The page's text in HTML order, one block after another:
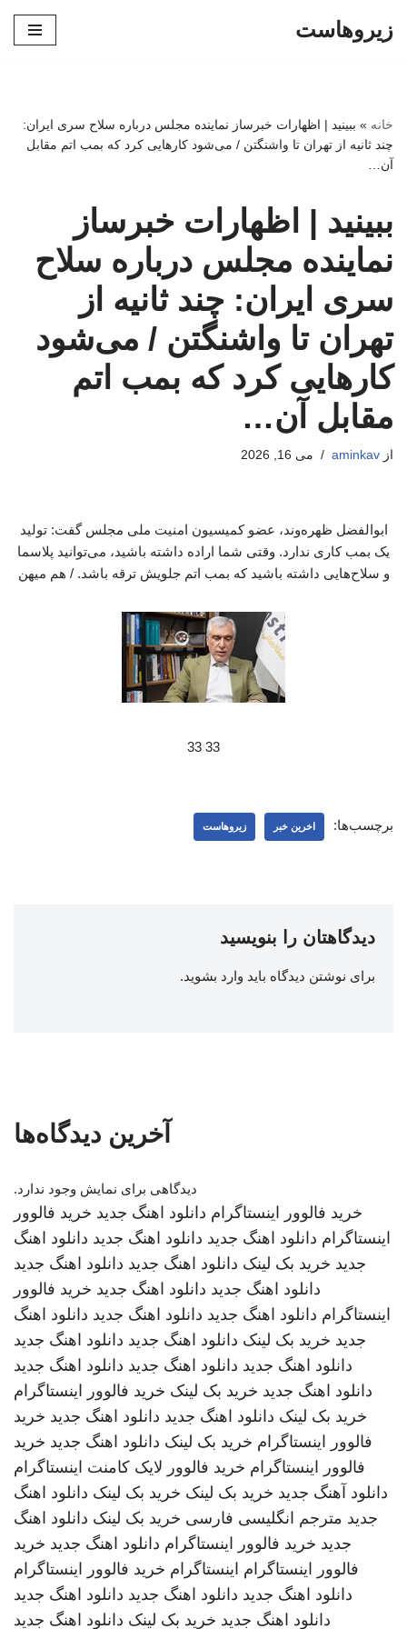
زیروهاست
خانه » ببینید | اظهارات خبرساز نماینده مجلس درباره سلاح سری ایران:
چند ثانیه از تهران تا واشنگتن / می‌شود کارهایی کرد که بمب اتم مقابل
آن…
ببینید | اظهارات خبرساز
نماینده مجلس درباره سلاح
سری ایران: چند ثانیه از
تهران تا واشنگتن / می‌شود
کارهایی کرد که بمب اتم
مقابل آن…
از aminkav می 16, 2026
ابوالفضل ظهره‌وند، عضو کمیسیون امنیت ملی مجلس گفت: تولید
یک بمب کاری ندارد. وقتی شما اراده داشته باشید، می‌توانید پلاسما
و سلاح‌هایی داشته باشید که بمب اتم جلویش ترقه باشد. / هم میهن
33 33
برچسب‌ها: اخرین خبر زیروهاست
دیدگاهتان را بنویسید
برای نوشتن دیدگاه باید وارد بشوید.
آخرین دیدگاه‌ها
دیدگاهی برای نمایش وجود ندارد.
خرید فالوور اینستاگرام دانلود اهنگ جدید خرید فالوور
اینستاگرام دانلود اهنگ جدید دانلود اهنگ جدید دانلود اهنگ
جدید خرید بک لینک دانلود اهنگ جدید دانلود اهنگ جدید
دانلود اهنگ جدید دانلود اهنگ جدید خرید فالوور
اینستاگرام دانلود اهنگ جدید دانلود اهنگ جدید دانلود اهنگ
جدید خرید بک لینک دانلود اهنگ جدید دانلود اهنگ جدید
دانلود اهنگ جدید دانلود اهنگ جدید دانلود اهنگ جدید
دانلود اهنگ جدید خرید بک لینک خرید فالوور اینستاگرام
خرید بک لینک دانلود اهنگ جدید دانلود اهنگ جدید خرید
فالوور اینستاگرام خرید بک لینک دانلود اهنگ جدید خرید
فالوور اینستاگرام خرید فالوور لایک کامنت اینستاگرام
دانلود آهنگ جدید خرید بک لینک خرید بک لینک دانلود اهنگ
جدید مترجم انگلیسی فارسی خرید بک لینک دانلود اهنگ
جدید خرید فالوور اینستاگرام دانلود اهنگ جدید خرید
فالوور اینستاگرام اینستاگرام خرید فالوور اینستاگرام
دانلود اهنگ جدید دانلود اهنگ جدید دانلود اهنگ جدید
دانلود اهنگ جدید خرید بک لینک دانلود اهنگ جدید